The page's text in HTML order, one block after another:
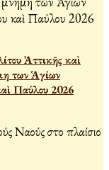
Ἀττικῆς καὶ
των Ἁγίων
Παύλου 2026